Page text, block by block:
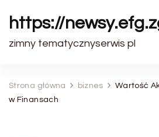
https://
zimny tematycznyserwis pl
Strona główna biznes
Wartość
w Finansach